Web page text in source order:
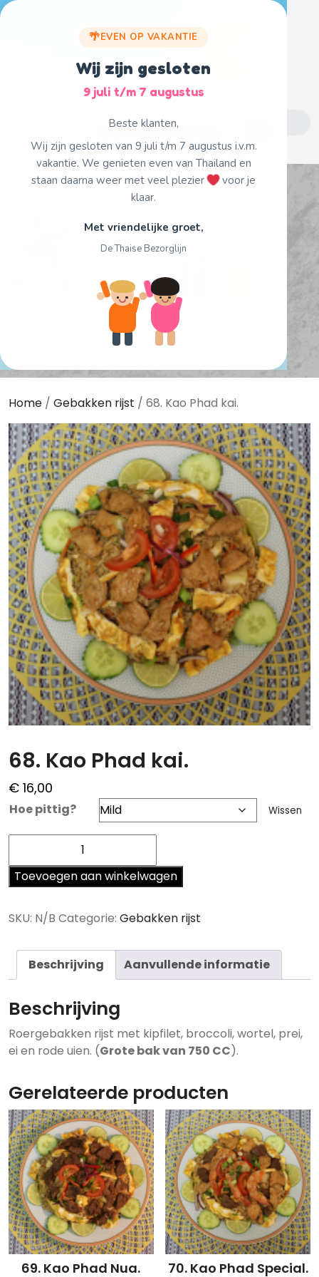
Fijne vakantie!
EVEN OP VAKANTIE
Wij zijn gesloten
9 juli t/m 7 augustus
Beste klanten,
Wij zijn gesloten van 9 juli t/m 7 augustus i.v.m.
vakantie. We genieten even van Thailand en
staan daarna weer met veel plezier
voor je
klaar.
Met vriendelijke groet,
De Thaise Bezorglijn
Skip
for:
Home 68. Kao Phad Kai.
Home / Gebakken rijst / 68. Kao Phad kai.
68. Kao Phad kai.
€ 16,00
Hoe pittig? Wissen
Phad
aantal
Toevoegen aan winkelwagen
SKU: N/B Categorie: Gebakken rijst
Beschrijving Aanvullende informatie
Beschrijving
Roergebakken rijst met kipfilet, broccoli, wortel, prei,
ei en rode uien. (Grote bak van 750 CC).
Gerelateerde producten
69. Kao Phad Nua.
70. Kao Phad Special.